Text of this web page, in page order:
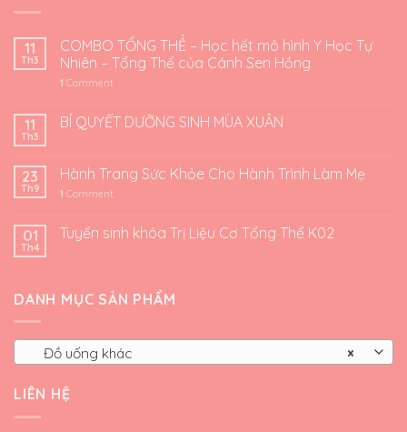
11
Th3
COMBO TỔNG THỂ – Học hết mô hình Y Học Tự
Nhiên – Tổng Thể của Cánh Sen Hồng
1 Comment
11
Th3
BÍ QUYẾT DƯỠNG SINH MÙA XUÂN
23
Th9
Hành Trang Sức Khỏe Cho Hành Trình Làm Mẹ
1 Comment
01
Th4
Tuyển sinh khóa Trị Liệu Cơ Tổng Thể K02
DANH MỤC SẢN PHẨM
×
Đồ uống khác
LIÊN HỆ